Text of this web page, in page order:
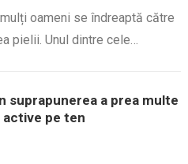
oameni se îndreaptă către
pielii. Unul dintre cele…
suprapunerea a prea multe
active pe ten